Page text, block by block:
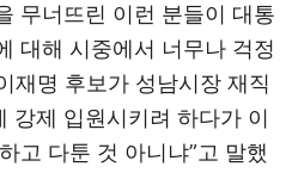
무너뜨린 이런 분들이 대통
대해 시중에서 너무나 걱정
재명 후보가 성남시장 재직
강제 입원시키려 하다가 이
고 다툰 것 아니냐”고 말했